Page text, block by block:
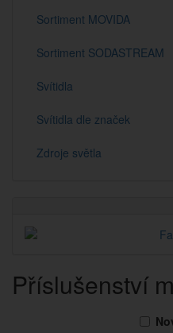
Sortiment MOVIDA
Sortiment SODASTREAM
Svítidla
Svítidla dle značek
Zdroje světla
Příslušenství